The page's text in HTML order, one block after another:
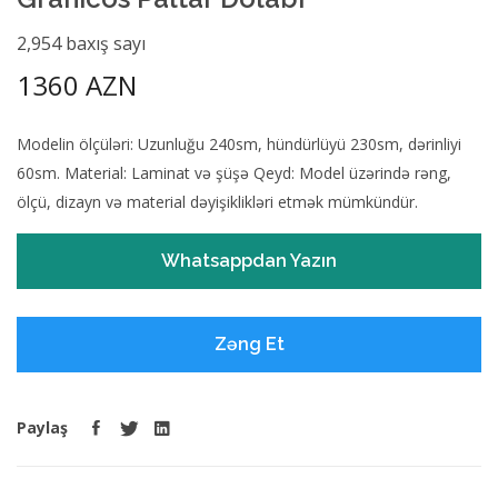
2,954 baxış sayı
1360 AZN
Modelin ölçüləri: Uzunluğu 240sm, hündürlüyü 230sm, dərinliyi
60sm. Material: Laminat və şüşə Qeyd: Model üzərində rəng,
ölçü, dizayn və material dəyişiklikləri etmək mümkündür.
Whatsappdan Yazın
Zəng Et
Paylaş